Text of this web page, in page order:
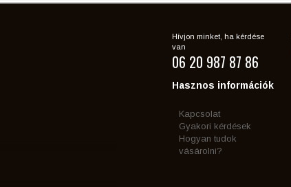
Hívjon minket, ha kérdése
van
06 20 987 87 86
Hasznos információk
Kapcsolat
Gyakori kérdések
Hogyan tudok
vásárolni?